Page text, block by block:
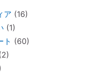
ていたい。映画「
ジの電磁波対策に「レ
ア (16)
(1)
ト (60)